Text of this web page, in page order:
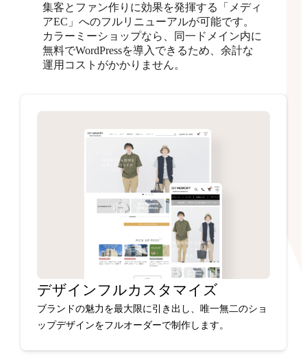
集客とファン作りに効果を発揮する「メディ
アEC」へのフルリニューアルが可能です。
カラーミーショップなら、同一ドメイン内に
無料でWordPressを導入できるため、余計な
運用コストがかかりません。
デザインフルカスタマイズ
ブランドの魅力を最大限に引き出し、唯一無二のショ
ップデザインをフルオーダーで制作します。